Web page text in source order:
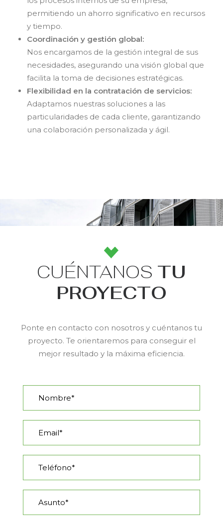
permitiendo un ahorro significativo en recursos
y tiempo.
Coordinación y gestión global:
Nos encargamos de la gestión integral de sus
necesidades, asegurando una visión global que
facilita la toma de decisiones estratégicas.
Flexibilidad en la contratación de servicios:
Adaptamos nuestras soluciones a las
particularidades de cada cliente, garantizando
una colaboración personalizada y ágil.
CUÉNTANOS TU
PROYECTO
Ponte en contacto con nosotros y cuéntanos tu
proyecto. Te orientaremos para conseguir el
mejor resultado y la máxima eficiencia.